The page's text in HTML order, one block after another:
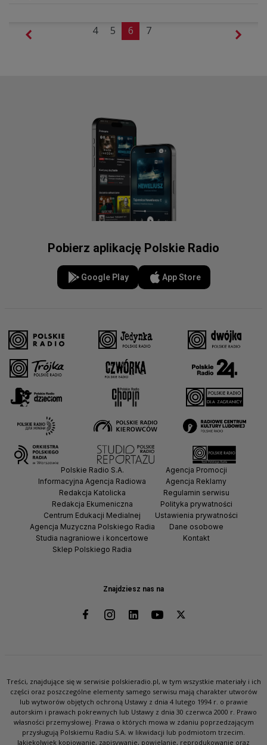
4 5 6 7
Pobierz aplikację Polskie Radio
Google Play App Store
Znajdziesz nas na
Polskie Radio S.A.
Informacyjna Agencja Radiowa
Redakcja Katolicka
Redakcja Ekumeniczna
Centrum Edukacji Medialnej
Agencja Muzyczna Polskiego Radia
Studia nagraniowe i koncertowe
Sklep Polskiego Radia
Agencja Promocji
Agencja Reklamy
Regulamin serwisu
Polityka prywatności
Ustawienia prywatności
Dane osobowe
Kontakt
Treści, znajdujące się w serwisie polskieradio.pl, w tym wszystkie materiały i ich
części oraz poszczególne elementy samego serwisu mają charakter utworów
lub wytworów objętych ochroną Ustawy z dnia 4 lutego 1994 r. o prawie
autorskim i prawach pokrewnych lub Ustawy z dnia 30 czerwca 2000 r. Prawo
własności przemysłowej. Prawa o których mowa w zdaniu poprzedzającym
przysługują Polskiemu Radiu S.A. w likwidacji lub podmiotom trzecim.
Jakiekolwiek kopiowanie, zapisywanie, powielanie, reprodukowanie oraz